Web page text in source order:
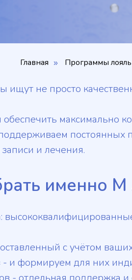
Главная » Программы
ищут не просто
максимально
постоянных
и лечения.
именно M
с учётом
и формируем для них